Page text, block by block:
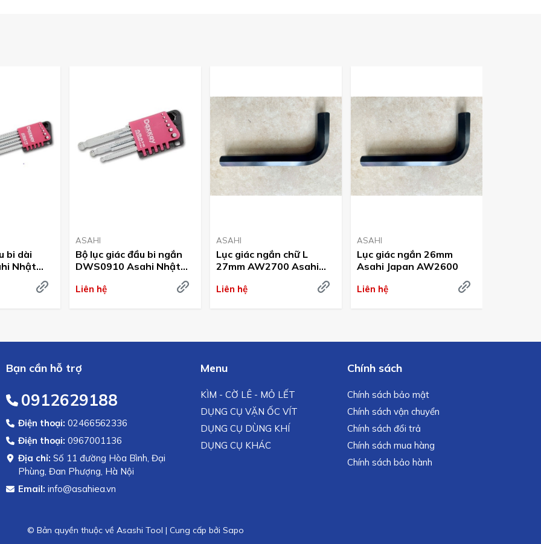
giác ASAHI. Với phương châm uy tín tạo niền tin chúng tôi
Với số lượng tồn kho thường xuyên có sẵn nhiều.
bi dài
Nhật
ASAHI
Bộ lục giác đầu bi ngắn
DWS0910 Asahi Nhật
Liên hệ
ASAHI
Lục giác ngắn chữ L
27mm AW2700 Asahi
Liên hệ
ASAHI
Lục giác ngắn 26mm
Asahi Japan AW2600
Liên hệ
Bạn cần hỗ trợ
0912629188
Điện thoại: 02466562336
Điện thoại: 0967001136
Địa chỉ:Số 11 đường Hòa Bình, Đại
Phùng, Đan Phượng, Hà Nội
Email:info@asahiea.vn
Menu
KÌM - CỜ LÊ - MỎ LẾT
DỤNG CỤ VẶN ỐC VÍT
DỤNG CỤ DÙNG KHÍ
DỤNG CỤ KHÁC
Chính sách
Chính sách bảo mật
Chính sách vận chuyển
Chính sách đổi trả
Chính sách mua hàng
Chính sách bảo hành
© Bản quyền thuộc về Asashi Tool | Cung cấp bởi Sapo